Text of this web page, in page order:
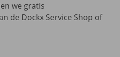
we gratis
de Dockx Service Shop of